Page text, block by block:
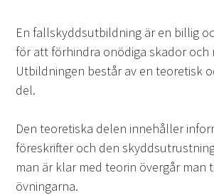
En fallskyddsutbildning är en billig
för att förhindra onödiga skador och
Utbildningen består av en teoretisk
del.
Den teoretiska delen innehåller
föreskrifter och den
man är klar med teorin övergår man
övningarna.